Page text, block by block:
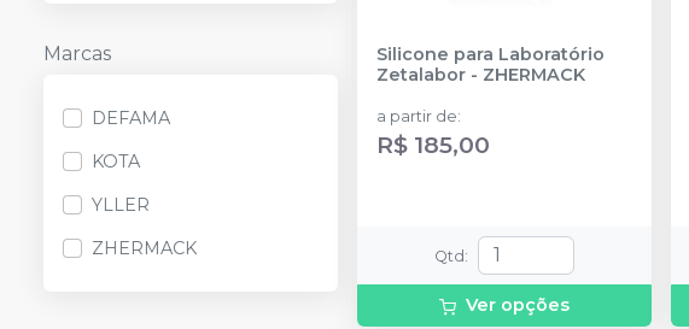
Marcas
DEFAMA
KOTA
YLLER
ZHERMACK
Silicone para Laboratório
Zetalabor - ZHERMACK
a partir de:
R$ 185,00
Qtd:
Ver opções